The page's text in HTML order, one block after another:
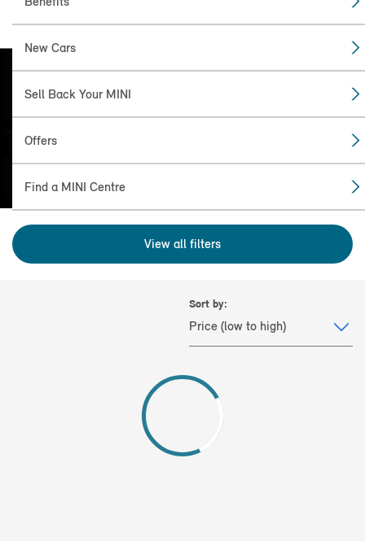
New Cars
Sell Back Your MINI
Offers
Find a MINI Centre
FIND THE
MINI FOR YOU
View all filters
Sort by: